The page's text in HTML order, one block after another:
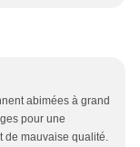
abimées à grand
pour une
de mauvaise qualité.